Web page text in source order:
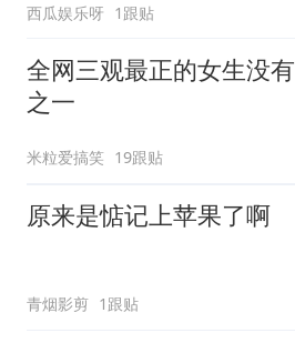
西瓜娱乐呀 1跟贴
全网三观最正的女生没有
之一
米粒爱搞笑 19跟贴
原来是惦记上苹果了啊
青烟影剪 1跟贴